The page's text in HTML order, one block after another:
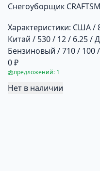
Снегоуборщик
Характеристики: США /
Китай / 530 / 12 / 6.25 /
Бензиновый / 710 / 100
0 ₽
предложений: 1
Нет в наличии